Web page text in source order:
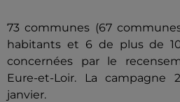
73 communes (67
habitants et 6 de plus de
concernées par le
Eure-et-Loir. La campagne
janvier.